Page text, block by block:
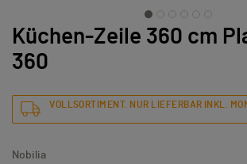
Küchen-Zeile 360 cm
360
VOLLSORTIMENT. NUR LIEFERBAR INKL.
Nobilia